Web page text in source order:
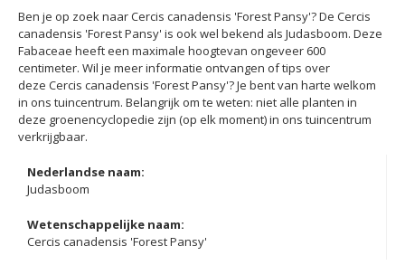
Ben je op zoek naar Cercis canadensis 'Forest Pansy'? De Cercis
canadensis 'Forest Pansy' is ook wel bekend als Judasboom. Deze
Fabaceae heeft een maximale hoogtevan ongeveer 600
centimeter. Wil je meer informatie ontvangen of tips over
deze Cercis canadensis 'Forest Pansy'? Je bent van harte welkom
in ons tuincentrum. Belangrijk om te weten: niet alle planten in
deze groenencyclopedie zijn (op elk moment) in ons tuincentrum
verkrijgbaar.
Nederlandse naam:
Judasboom
Wetenschappelijke naam:
Cercis canadensis 'Forest Pansy'